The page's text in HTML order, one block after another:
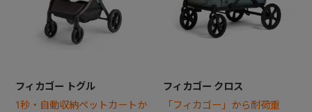
フィカゴー トグル
1秒・自動収納ペットカートか
フィカゴー クロス
「フィカゴー」から耐荷重